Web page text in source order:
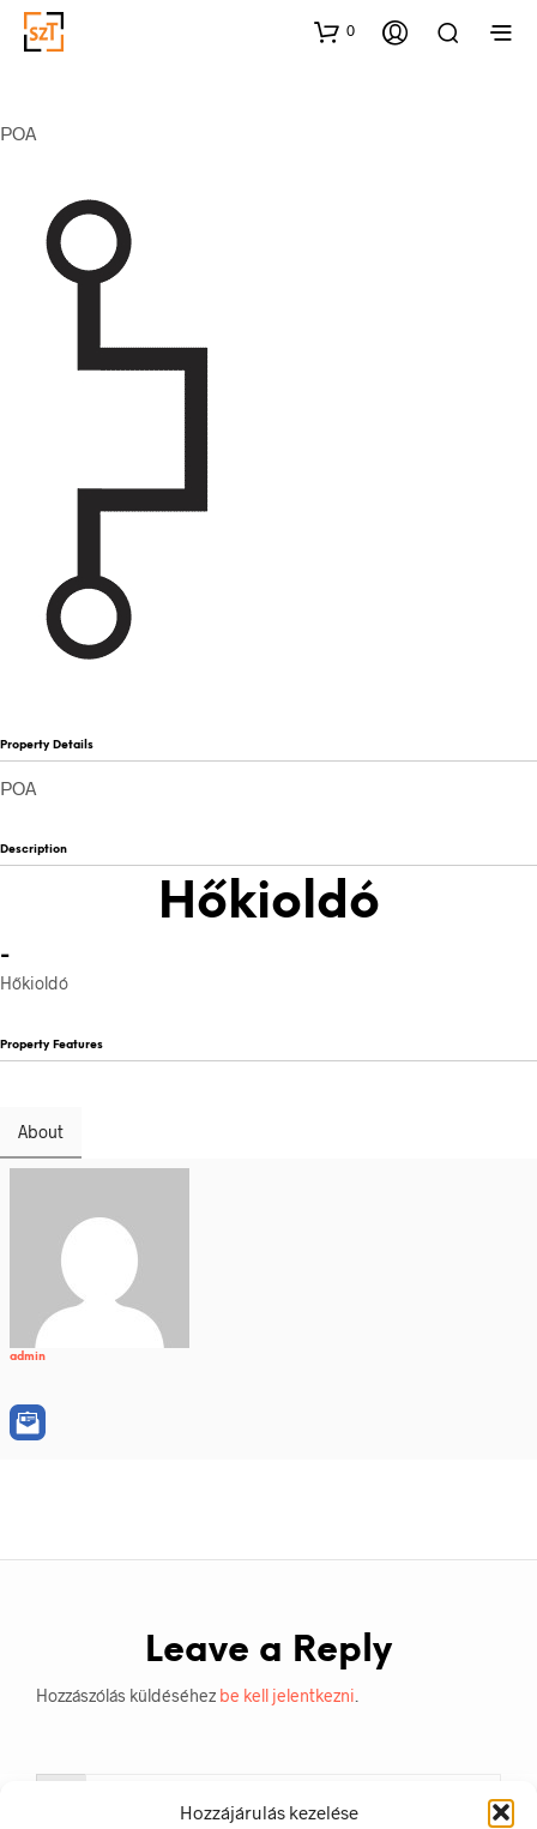
Hozzájárulás kezelése
0
POA
Property Details
POA
Description
Hőkioldó
-
Hőkioldó
Property Features
About
admin
Leave a Reply
Hozzászólás küldéséhez be kell jelentkezni